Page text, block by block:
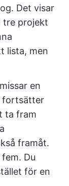
Det visar
tre projekt
lista, men
en
fortsätter
ta fram
framåt.
Du
för en